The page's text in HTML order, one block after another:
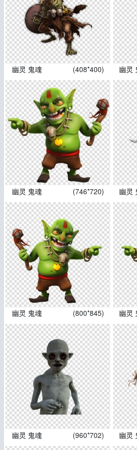
幽灵 鬼魂 (408*400) 幽灵
幽灵 鬼魂 (746*720) 幽灵
幽灵 鬼魂 (800*845) 幽灵
幽灵 鬼魂 (960*702) 幽灵